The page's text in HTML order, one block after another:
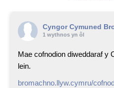
Cyngor Cymuned
1 wythnos yn ôl
Mae cofnodion diweddaraf y
lein.
bromachno.llyw.cymru/